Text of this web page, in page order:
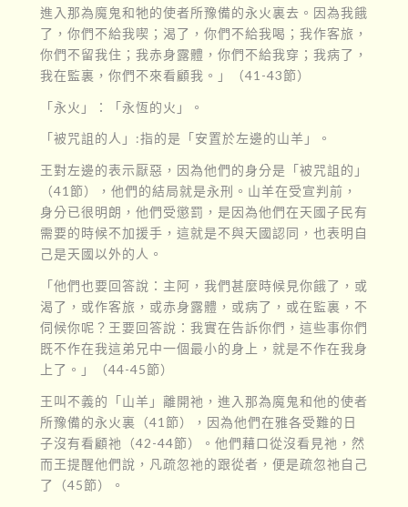
進入那為魔鬼和牠的使者所豫備的永火裏去。因為我餓
了，你們不給我喫；渴了，你們不給我喝；我作客旅，
你們不留我住；我赤身露體，你們不給我穿；我病了，
我在監裏，你們不來看顧我。」（41-43節）
「永火」：「永恆的火」。
「被咒詛的人」:指的是「安置於左邊的山羊」。
王對左邊的表示厭惡，因為他們的身分是「被咒詛的」
（41節），他們的結局就是永刑。山羊在受宣判前，
身分已很明朗，他們受懲罰，是因為他們在天國子民有
需要的時候不加援手，這就是不與天國認同，也表明自
己是天國以外的人。
「他們也要回答說：主阿，我們甚麼時候見你餓了，或
渴了，或作客旅，或赤身露體，或病了，或在監裏，不
伺候你呢？王要回答說：我實在告訴你們，這些事你們
既不作在我這弟兄中一個最小的身上，就是不作在我身
上了。」（44-45節）
王叫不義的「山羊」離開祂，進入那為魔鬼和他的使者
所豫備的永火裏（41節），因為他們在雅各受難的日
子沒有看顧祂（42-44節）。他們藉口從沒看見祂，然
而王提醒他們說，凡疏忽祂的跟從者，便是疏忽祂自己
了（45節）。